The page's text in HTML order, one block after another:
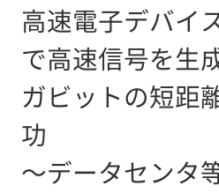
高速電子デバイ
で高速信号を生
ガビットの短距
功
～データセンタ